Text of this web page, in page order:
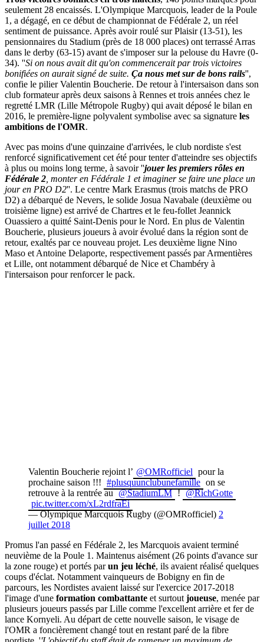
seulement 28 encaissés. L'Olympique Marcquois, leader de la Poule
1, a dégagé, en ce début de championnat de Fédérale 2, un réel
sentiment de puissance. Après avoir roulé sur Plaisir (13-51), les
pensionnaires du Stadium (près de 18 000 places) ont terrassé Arras
dans le derby (63-15) avant de s'imposer sur la pelouse du Havre (0-
34). ''Si on nous avait dit qu'on commencerait par trois victoires
bonifiées on aurait signé de suite. Ça nous met sur de bons rails'',
confie le pilier Valentin Boucherie. De retour à l'intersaison dans son
club formateur après deux saisons à Rennes et trois années chez le
regretté LMR (Lille Métropole Rugby) qui avait déposé le bilan en
2016, le première-ligne polyvalent symbolise avec sa signature les
ambitions de l'OMR.
Avec pas moins d'une quinzaine d'arrivées, le club nordiste s'est
renforcé significativement cet été pour tenter d'atteindre ses objectifs
à plus ou moins long terme, à savoir ''jouer les premiers rôles en
Fédérale 2 , monter en Fédérale 1 et imaginer se faire une place un
jour en PRO D2''. Le centre Mark Erasmus (trois matchs de PRO
D2) a débarqué de Nevers, le solide Josua Navabale (deuxième ou
troisième ligne) est arrivé de Chartres et le feu-follet Jeannick
Ouassiero a quitté Saint-Denis pour le Nord. En plus de Valentin
Boucherie, plusieurs joueurs à avoir évolué dans la région sont de
retour, exaltés par ce nouveau projet. Les deuxième ligne Nino
Maso et Antoine Delaporte, respectivement passés par Armentières
et Lille, ont notamment débarqué de Nice et Chambéry à
l'intersaison pour renforcer le pack.
Valentin Boucherie rejoint l’ @OMRofficiel pour la
prochaine saison !!! #plusquunclubunefamille on se
retrouve à la rentrée au @StadiumLM ! @RichGotte
pic.twitter.com/xL2rdfraEi
— Olympique Marcquois Rugby (@OMRofficiel) 2
juillet 2018
Promus l'an passé en Fédérale 2, les Marcquois avaient terminé
neuvième de la Poule 1. Maintenus aisément (26 points d'avance sur
la zone rouge) et portés parun jeu léché, ils avaient réalisé quelques
coups d'éclat. Notamment vainqueurs de Bobigny en fin de
parcours, les Nordistes avaient laissé sur l'exercice 2017-2018
l'image d'une formation combattante et surtout joueuse, menée par
plusieurs joueurs passés par Lille comme l'excellent arrière et fer de
lance Kornyeli. Au départ de cette nouvelle saison, le visage de
l'OMR a foncièrement changé tout en restant paré de la fibre